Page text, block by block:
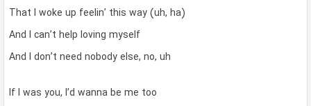
That I woke up feelin’ this way (uh, ha)
And I can’t help loving myself
And I don’t need nobody else, no, uh
If I was you, I’d wanna be me too